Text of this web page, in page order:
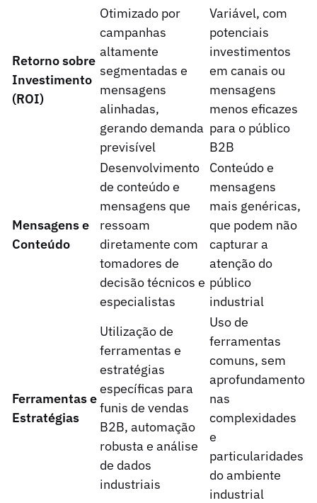
Retorno sobre
Investimento
(ROI)
Otimizado por
campanhas
altamente
segmentadas e
mensagens
alinhadas,
gerando demanda
previsível
Variável, com
potenciais
investimentos
em canais ou
mensagens
menos eficazes
para o público
B2B
Mensagens e
Conteúdo
Desenvolvimento
de conteúdo e
mensagens que
ressoam
diretamente com
tomadores de
decisão técnicos e
especialistas
Conteúdo e
mensagens
mais genéricas,
que podem não
capturar a
atenção do
público
industrial
Ferramentas e
Estratégias
Utilização de
ferramentas e
estratégias
específicas para
funis de vendas
B2B, automação
robusta e análise
de dados
industriais
Uso de
ferramentas
comuns, sem
aprofundamento
nas
complexidades
e
particularidades
do ambiente
industrial